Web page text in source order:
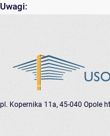
Uwagi:
pl. Kopernika 11a, 45-040 Opole